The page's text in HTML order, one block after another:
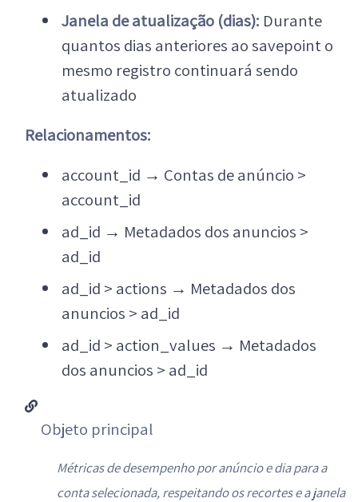
Janela de atualização (dias): Durante
quantos dias anteriores ao savepoint o
mesmo registro continuará sendo
atualizado
Relacionamentos:
account_id → Contas de anúncio >
account_id
ad_id → Metadados dos anuncios >
ad_id
ad_id > actions → Metadados dos
anuncios > ad_id
ad_id > action_values → Metadados
dos anuncios > ad_id
Objeto principal
Métricas de desempenho por anúncio e dia para a
conta selecionada, respeitando os recortes e a janela